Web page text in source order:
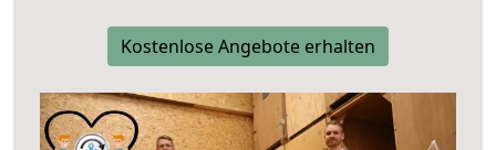
Kostenlose Angebote erhalten